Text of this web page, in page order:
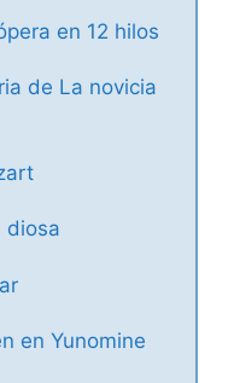
en 12 hilos
de La novicia
diosa
en Yunomine